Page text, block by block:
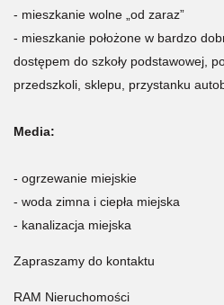
- mieszkanie wolne „od zaraz”
- mieszkanie położone w bardzo
dostępem do szkoły podstawowej,
przedszkoli, sklepu, przystanku
Media:
- ogrzewanie miejskie
- woda zimna i ciepła miejska
- kanalizacja miejska
Zapraszamy do kontaktu
RAM Nieruchomości